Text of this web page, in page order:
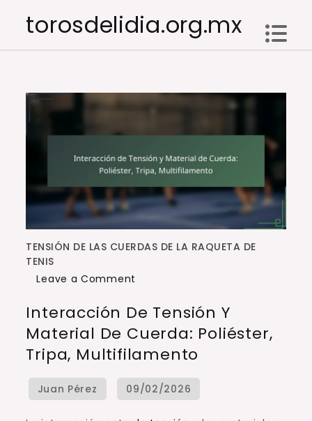
torosdelidia.org.mx
TENSIÓN DE LAS CUERDAS DE LA RAQUETA DE
TENIS
Leave a Comment
de
Tensión
y
Material
de
Interacción De Tensión Y
Material De Cuerda: Poliéster,
Tripa, Multifilamento